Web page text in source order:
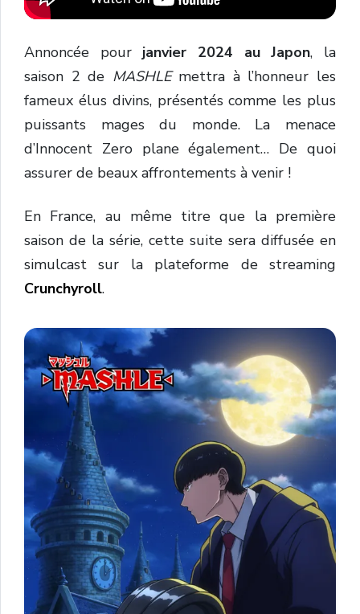
Annoncée pourjanvier 2024 au Japon, la
saison 2 de MASHLEmettra à l’honneur les
fameux élus divins, présentés comme les plus
puissants mages du monde. La menace
d’Innocent Zero plane également… De quoi
assurer de beaux affrontements à venir !
En France, au même titre que la première
saison de la série, cette suite sera diffusée en
simulcast sur la plateforme de streaming
Crunchyroll.